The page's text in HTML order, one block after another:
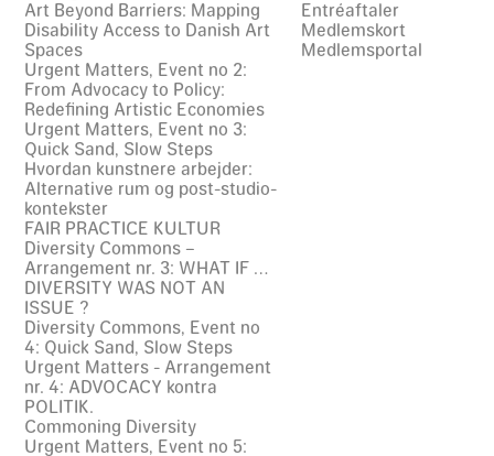
Art Beyond Barriers: Mapping
Disability Access to Danish Art
Spaces
Urgent Matters, Event no 2:
From Advocacy to Policy:
Redefining Artistic Economies
Urgent Matters, Event no 3:
Quick Sand, Slow Steps
Hvordan kunstnere arbejder:
Alternative rum og post-studio-
kontekster
FAIR PRACTICE KULTUR
Diversity Commons –
Arrangement nr. 3: WHAT IF …
DIVERSITY WAS NOT AN
ISSUE ?
Diversity Commons, Event no
4: Quick Sand, Slow Steps
Urgent Matters - Arrangement
nr. 4: ADVOCACY kontra
POLITIK.
Commoning Diversity
Urgent Matters, Event no 5:
Entréaftaler
Medlemskort
Medlemsportal